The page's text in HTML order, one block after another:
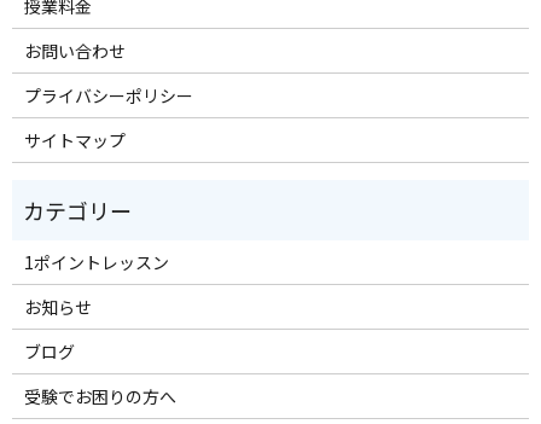
授業料金
お問い合わせ
プライバシーポリシー
サイトマップ
1ポイントレッスン
お知らせ
ブログ
受験でお困りの方へ